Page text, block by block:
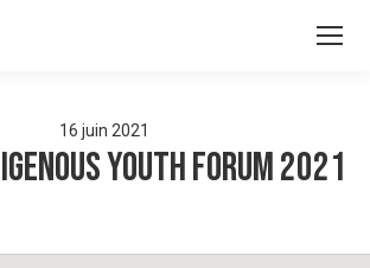
16 juin 2021
Youth Forum 2021